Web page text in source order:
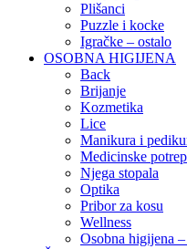
Plišanci
Puzzle i kocke
Igračke – ostalo
OSOBNA HIGIJENA
Back
Brijanje
Kozmetika
Lice
Manikura i
Medicinske
Njega stopala
Optika
Pribor za kosu
Wellness
Osobna higijena